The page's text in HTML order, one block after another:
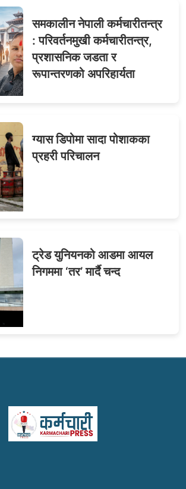
समकालीन नेपाली कर्मचारीतन्त्र
: परिवर्तनमुखी कर्मचारीतन्त्र,
प्रशासनिक जडता र
रूपान्तरणको अपरिहार्यता
ग्यास डिपोमा सादा पोशाकका
प्रहरी परिचालन
ट्रेड युनियनको आडमा आयल
निगममा ‘तर’ मार्दै चन्द